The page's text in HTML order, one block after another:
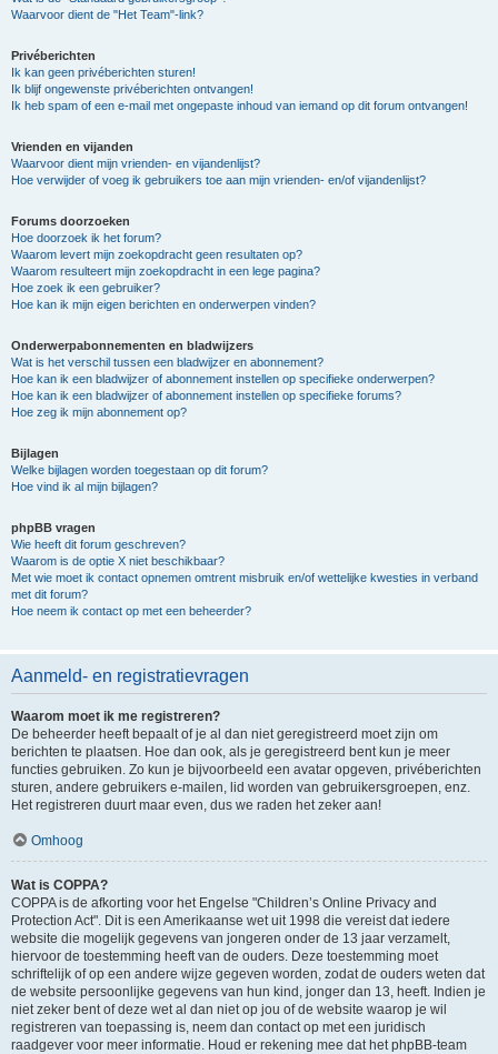
Waarvoor dient de "Het Team"-link?
Privéberichten
Ik kan geen privéberichten sturen!
Ik blijf ongewenste privéberichten ontvangen!
Ik heb spam of een e-mail met ongepaste inhoud van iemand op dit forum ontvangen!
Vrienden en vijanden
Waarvoor dient mijn vrienden- en vijandenlijst?
Hoe verwijder of voeg ik gebruikers toe aan mijn vrienden- en/of vijandenlijst?
Forums doorzoeken
Hoe doorzoek ik het forum?
Waarom levert mijn zoekopdracht geen resultaten op?
Waarom resulteert mijn zoekopdracht in een lege pagina?
Hoe zoek ik een gebruiker?
Hoe kan ik mijn eigen berichten en onderwerpen vinden?
Onderwerpabonnementen en bladwijzers
Wat is het verschil tussen een bladwijzer en abonnement?
Hoe kan ik een bladwijzer of abonnement instellen op specifieke onderwerpen?
Hoe kan ik een bladwijzer of abonnement instellen op specifieke forums?
Hoe zeg ik mijn abonnement op?
Bijlagen
Welke bijlagen worden toegestaan op dit forum?
Hoe vind ik al mijn bijlagen?
phpBB vragen
Wie heeft dit forum geschreven?
Waarom is de optie X niet beschikbaar?
Met wie moet ik contact opnemen omtrent misbruik en/of wettelijke kwesties in verband
met dit forum?
Hoe neem ik contact op met een beheerder?
Aanmeld- en registratievragen
Waarom moet ik me registreren?
De beheerder heeft bepaalt of je al dan niet geregistreerd moet zijn om
berichten te plaatsen. Hoe dan ook, als je geregistreerd bent kun je meer
functies gebruiken. Zo kun je bijvoorbeeld een avatar opgeven, privéberichten
sturen, andere gebruikers e-mailen, lid worden van gebruikersgroepen, enz.
Het registreren duurt maar even, dus we raden het zeker aan!
Omhoog
Wat is COPPA?
COPPA is de afkorting voor het Engelse "Children’s Online Privacy and
Protection Act". Dit is een Amerikaanse wet uit 1998 die vereist dat iedere
website die mogelijk gegevens van jongeren onder de 13 jaar verzamelt,
hiervoor de toestemming heeft van de ouders. Deze toestemming moet
schriftelijk of op een andere wijze gegeven worden, zodat de ouders weten dat
de website persoonlijke gegevens van hun kind, jonger dan 13, heeft. Indien je
niet zeker bent of deze wet al dan niet op jou of de website waarop je wil
registreren van toepassing is, neem dan contact op met een juridisch
raadgever voor meer informatie. Houd er rekening mee dat het phpBB-team